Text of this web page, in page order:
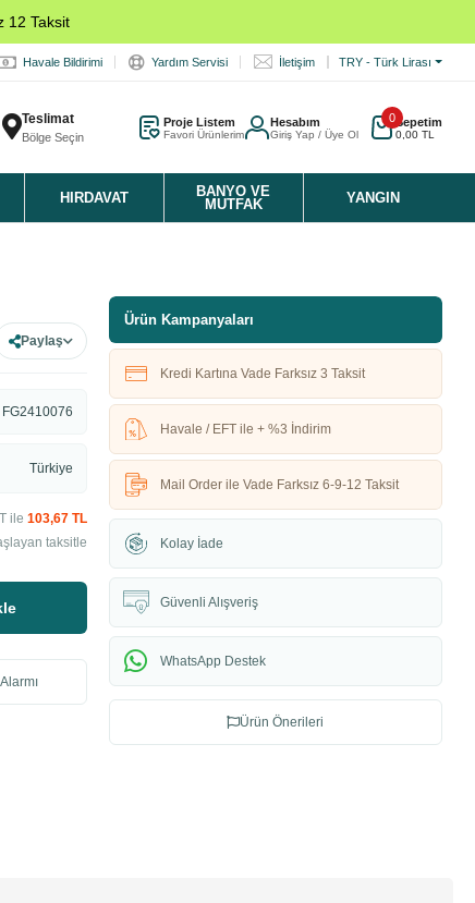
12 Taksit
Havale Bildirimi Yardım Servisi İletişim TRY - Türk Lirası
Teslimat
Bölge Seçin
Proje Listem
Favori Ürünlerim
Hesabım
Giriş Yap / Üye Ol
0Sepetim
0,00 TL
HIRDAVAT
BANYO VE
MUTFAK
YANGIN
Paylaş
FG2410076
Türkiye
ile 103,67 TL
taksitle
Ürün Kampanyaları
Kredi Kartına Vade Farksız 3 Taksit
Havale / EFT ile + %3 İndirim
Mail Order ile Vade Farksız 6-9-12 Taksit
Kolay İade
Güvenli Alışveriş
WhatsApp Destek
Ürün Önerileri